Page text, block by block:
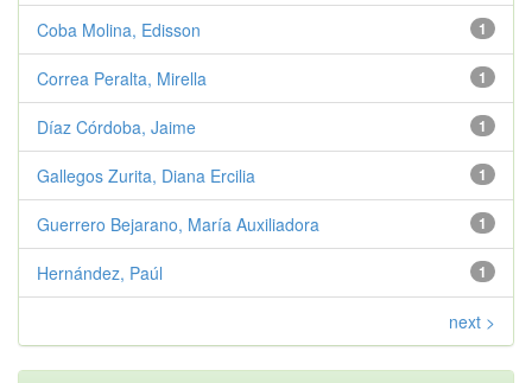
1
Coba Molina, Edisson
1
Correa Peralta, Mirella
1
Díaz Córdoba, Jaime
1
Gallegos Zurita, Diana Ercilia
1
Guerrero Bejarano, María Auxiliadora
1
Hernández, Paúl
next >